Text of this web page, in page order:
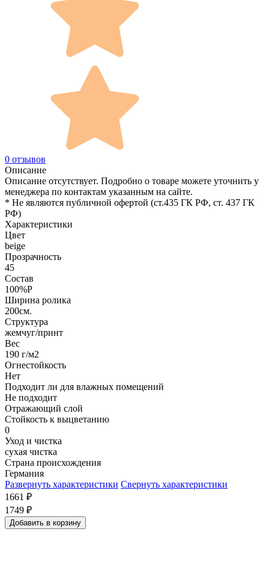
0 отзывов
Описание
Описание отсутствует. Подробно о товаре можете уточнить у
менеджера по контактам указанным на сайте.
* Не являются публичной офертой (ст.435 ГК РФ, cт. 437 ГК
РФ)
Характеристики
Цвет
beige
Прозрачность
45
Состав
100%P
Ширина ролика
200см.
Структура
жемчуг/принт
Вес
190 г/м2
Огнестойкость
Нет
Подходит ли для влажных помещений
Не подходит
Отражающий слой
Стойкость к выцветанию
0
Уход и чистка
сухая чистка
Страна происхождения
Германия
Развернуть характеристики Свернуть характеристики
1661 ₽
1749 ₽
Добавить в корзину